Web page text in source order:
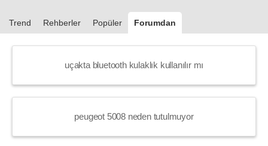
Trend Rehberler Popüler Forumdan
uçakta bluetooth kulaklık kullanılır mı
peugeot 5008 neden tutulmuyor